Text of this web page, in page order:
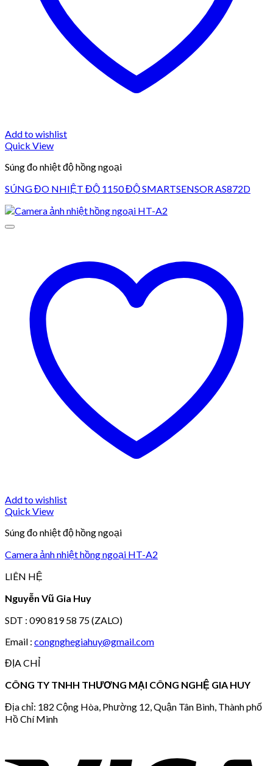
Add to wishlist
Quick View
Súng đo nhiệt độ hồng ngoại
SÚNG ĐO NHIỆT ĐỘ 1150 ĐỘ SMARTSENSOR AS872D
Add to wishlist
Quick View
Súng đo nhiệt độ hồng ngoại
Camera ảnh nhiệt hồng ngoại HT-A2
LIÊN HỆ
Nguyễn Vũ Gia Huy
SDT : 090 819 58 75 (ZALO)
Email : congnghegiahuy@gmail.com
ĐỊA CHỈ
CÔNG TY TNHH THƯƠNG MẠI CÔNG NGHỆ GIA HUY
Địa chỉ: 182 Cộng Hòa, Phường 12, Quận Tân Bình, Thành phố
Hồ Chí Minh